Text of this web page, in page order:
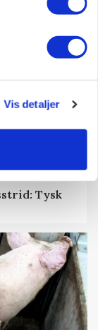
Vis detaljer
Tysk